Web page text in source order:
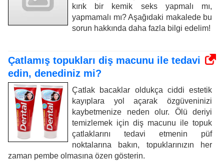
kırık bir kemik seks yapmalı mı,
yapmamalı mı? Aşağıdaki makalede bu
sorun hakkında daha fazla bilgi edelim!
Çatlamış topukları diş macunu ile tedavi
edin, denediniz mi?
Çatlak bacaklar oldukça ciddi estetik
kayıplara yol açarak özgüveninizi
kaybetmenize neden olur. Ölü deriyi
temizlemek için diş macunu ile topuk
çatlaklarını tedavi etmenin püf
noktalarına bakın, topuklarınızın her
zaman pembe olmasına özen gösterin.